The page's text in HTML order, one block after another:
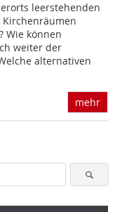
leerstehenden
Wie können
weiter der
alternativen
mehr